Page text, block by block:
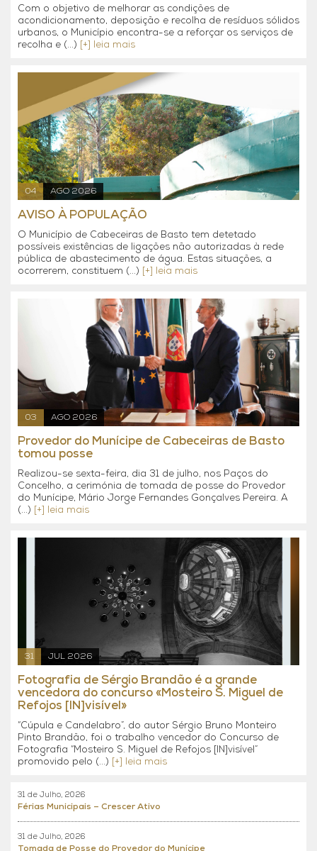
Com o objetivo de melhorar as condições de
acondicionamento, deposição e recolha de resíduos sólidos
urbanos, o Município encontra-se a reforçar os serviços de
recolha e (...)
[+] leia mais
04 AGO 2026
AVISO À POPULAÇÃO
O Município de Cabeceiras de Basto tem detetado
possíveis existências de ligações não autorizadas à rede
pública de abastecimento de água. Estas situações, a
ocorrerem, constituem (...)
[+] leia mais
03 AGO 2026
Provedor do Munícipe de Cabeceiras de Basto
tomou posse
Realizou-se sexta-feira, dia 31 de julho, nos Paços do
Concelho, a cerimónia de tomada de posse do Provedor
do Munícipe, Mário Jorge Fernandes Gonçalves Pereira. A
(...)
[+] leia mais
31 JUL 2026
Fotografia de Sérgio Brandão é a grande
vencedora do concurso «Mosteiro S. Miguel de
Refojos [IN]visível»
“Cúpula e Candelabro”, do autor Sérgio Bruno Monteiro
Pinto Brandão, foi o trabalho vencedor do Concurso de
Fotografia “Mosteiro S. Miguel de Refojos [IN]visível”
promovido pelo (...)
[+] leia mais
31 de Julho, 2026
Férias Municipais – Crescer Ativo
31 de Julho, 2026
Tomada de Posse do Provedor do Munícipe